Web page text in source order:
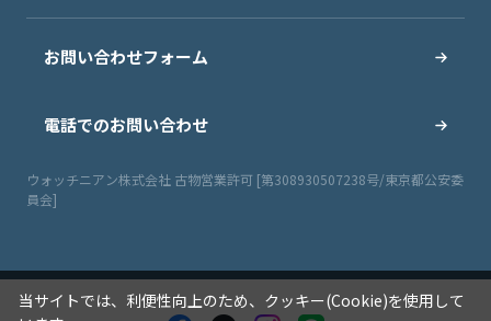
お問い合わせフォーム
電話でのお問い合わせ
ウォッチニアン株式会社 古物営業許可 [第308930507238号/東京都公安委
員会]
当サイトでは、利便性向上のため、クッキー(Cookie)を使用して